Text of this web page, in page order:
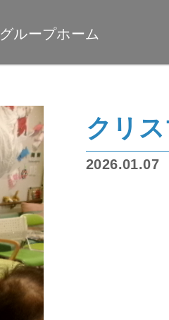
グループホーム
クリ
2026.01.07